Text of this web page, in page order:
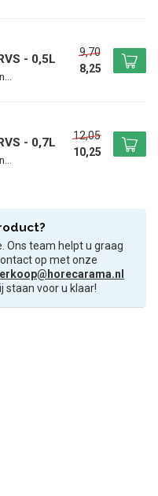
- 0,5L
9,70
8,25
- 0,7L
12,05
10,25
Ons team helpt u graag
op met onze
staan voor u klaar!